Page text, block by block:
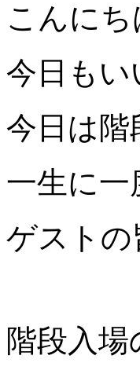
こんにち
今日も
今日は
一生に
ゲスト
階段入